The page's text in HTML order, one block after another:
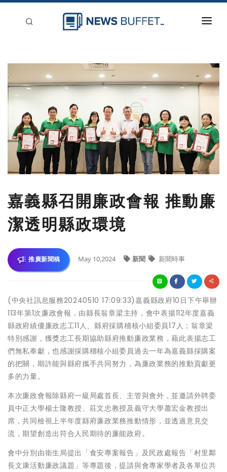
登入
嘉義縣召開廉政會報 推動廉
潔透明縣政環境
推廣新聞稿 May 10,2024 新聞 新聞時事
(中央社訊息服務20240510 17:09:33)嘉義縣政府10日下午舉辦
113年第1次廉政會報，由縣長翁章梁主持，會中表揚112年度嘉義
縣政府績優廉政志工11人、縣府採購稽核小組委員17人；翁章梁
特別感謝，獲獎志工長期協助縣府推動廉政業務，藉此表揚志工
們無私奉獻，也感謝採購稽核小組委員過去一年為嘉義縣採購案
的把關，期許能與縣府攜手共同努力，為廉政業務的推動貢獻更
多的力量。
本次廉政會報除縣府一級局處首長、主管與會外，並邀請外聘委
員中正大學楊士隆教授、莊文忠教授及義守大學蕭宏金教授出
席，共同檢視上半年度縣府廉政業務推動情形，並透過意見交
流，期望創造出符合人民期待的廉能政府。
會中分別由衛生局提出「食安專案報告」及民政處報告「村里鄰
長文康活動廉政議題」等專題後，提請與會專家學者及各單位共